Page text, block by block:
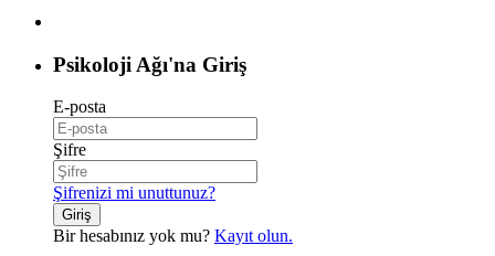
Psikoloji Ağı'na Giriş
E-posta
Şifre
Şifrenizi mi unuttunuz?
Giriş
Bir hesabınız yok mu? Kayıt olun.